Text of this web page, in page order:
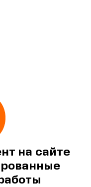
на сайте